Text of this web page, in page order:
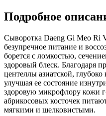
Подробное
Сыворотка Daeng Gi Meo Ri
безупречное питание и
борется с ломкостью,
здоровый блеск. Благодаря
центеллы азиатской,
улучшая ее состояние
здоровую микрофлору кожи
абрикосовых косточек
мягкими и шелковистыми.